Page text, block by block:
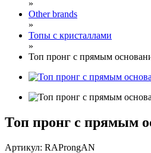
»
Other brands
»
Топы с кристаллами
»
Топ пронг с прямым
Топ пронг с прямым
Артикул: RAProngAN